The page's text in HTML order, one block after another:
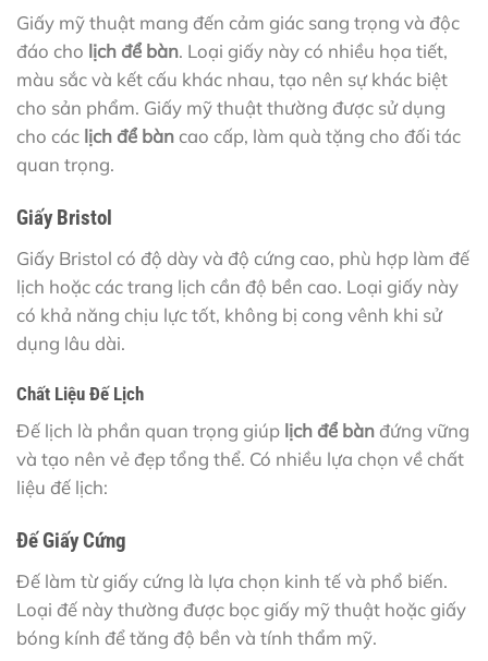
Giấy mỹ thuật mang đến cảm giác sang trọng và độc
đáo cho lịch để bàn. Loại giấy này có nhiều họa tiết,
màu sắc và kết cấu khác nhau, tạo nên sự khác biệt
cho sản phẩm. Giấy mỹ thuật thường được sử dụng
cho các lịch để bàn cao cấp, làm quà tặng cho đối tác
quan trọng.
Giấy Bristol
Giấy Bristol có độ dày và độ cứng cao, phù hợp làm đế
lịch hoặc các trang lịch cần độ bền cao. Loại giấy này
có khả năng chịu lực tốt, không bị cong vênh khi sử
dụng lâu dài.
Chất Liệu Đế Lịch
Đế lịch là phần quan trọng giúp lịch để bàn đứng vững
và tạo nên vẻ đẹp tổng thể. Có nhiều lựa chọn về chất
liệu đế lịch:
Đế Giấy Cứng
Đế làm từ giấy cứng là lựa chọn kinh tế và phổ biến.
Loại đế này thường được bọc giấy mỹ thuật hoặc giấy
bóng kính để tăng độ bền và tính thẩm mỹ.